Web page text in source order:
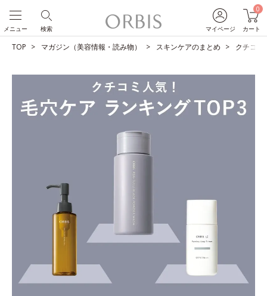
マイページ
0
カート
検索
メニュー
TOP マガジン（美容情報・読み物） スキンケアのまとめ クチコミ